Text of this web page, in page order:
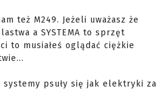
też M249. Jeżeli uważasz że
a SYSTEMA to sprzęt
to musiałeś oglądać ciężkie
systemy psuły się jak elektryki za